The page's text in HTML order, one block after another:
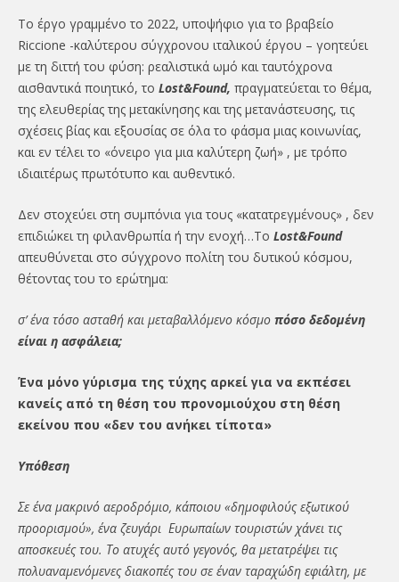
Το έργο γραμμένο το 2022, υποψήφιο για το βραβείο
Riccione -καλύτερου σύγχρονου ιταλικού έργου – γοητεύει
με τη διττή του φύση: ρεαλιστικά ωμό και ταυτόχρονα
αισθαντικά ποιητικό, το Lost&Found, πραγματεύεται το θέμα,
της ελευθερίας της μετακίνησης και της μετανάστευσης, τις
σχέσεις βίας και εξουσίας σε όλα τo φάσμα μιας κοινωνίας,
και εν τέλει το «όνειρο για μια καλύτερη ζωή» , με τρόπο
ιδιαιτέρως πρωτότυπο και αυθεντικό.
Δεν στοχεύει στη συμπόνια για τους «κατατρεγμένους» , δεν
επιδιώκει τη φιλανθρωπία ή την ενοχή…Το Lost&Found
απευθύνεται στο σύγχρονο πολίτη του δυτικού κόσμου,
θέτοντας του το ερώτημα:
σ’ ένα τόσο ασταθή και μεταβαλλόμενο κόσμο πόσο δεδομένη
είναι η ασφάλεια;
Ένα μόνο γύρισμα της τύχης αρκεί για να εκπέσει
κανείς από τη θέση του προνομιούχου στη θέση
εκείνου που «δεν του ανήκει τίποτα»
Υπόθεση
Σε ένα μακρινό αεροδρόμιο, κάποιου «δημοφιλούς εξωτικού
προορισμού», ένα ζευγάρι Ευρωπαίων τουριστών χάνει τις
αποσκευές του. Το ατυχές αυτό γεγονός, θα μετατρέψει τις
πολυαναμενόμενες διακοπές του σε έναν ταραχώδη εφιάλτη, με